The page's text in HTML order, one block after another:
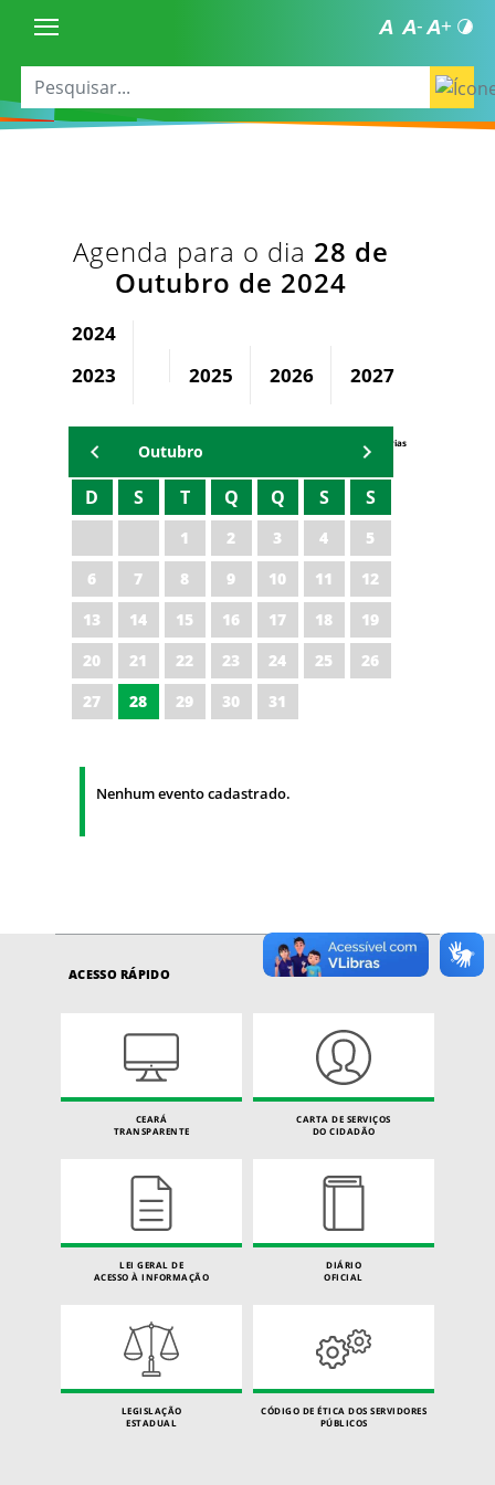
Agenda para o dia 28 de
Outubro de 2024
2024
2023
2025 2026 2027
Agenda Secretárias
Outubro
D S T Q Q S S
1 2 3 4
5
6
7 8 9 10 11
12
13
14 15 16 17 18
19
20
21 22 23 24 25
26
27
28 29 30 31
Nenhum evento cadastrado.
ACESSO RÁPIDO
CEARÁ
TRANSPARENTE
CARTA DE SERVIÇOS
DO CIDADÃO
LEI GERAL DE
ACESSO À INFORMAÇÃO
DIÁRIO
OFICIAL
LEGISLAÇÃO
ESTADUAL
CÓDIGO DE ÉTICA DOS SERVIDORES
PÚBLICOS